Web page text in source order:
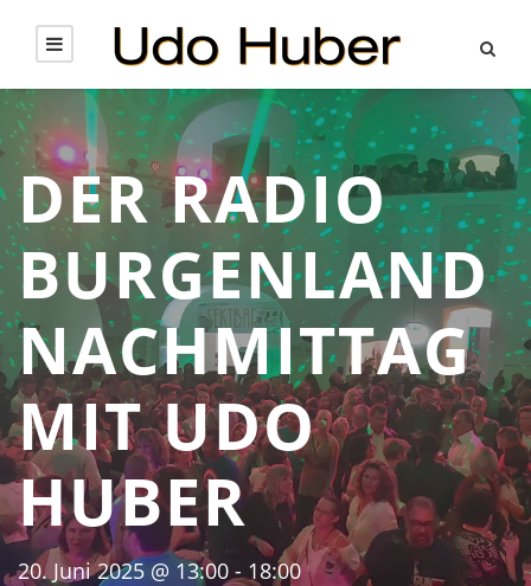
DER RADIO
BURGENLAND
NACHMITTAG
MIT UDO
HUBER
20. Juni 2025 @ 13:00-18:00